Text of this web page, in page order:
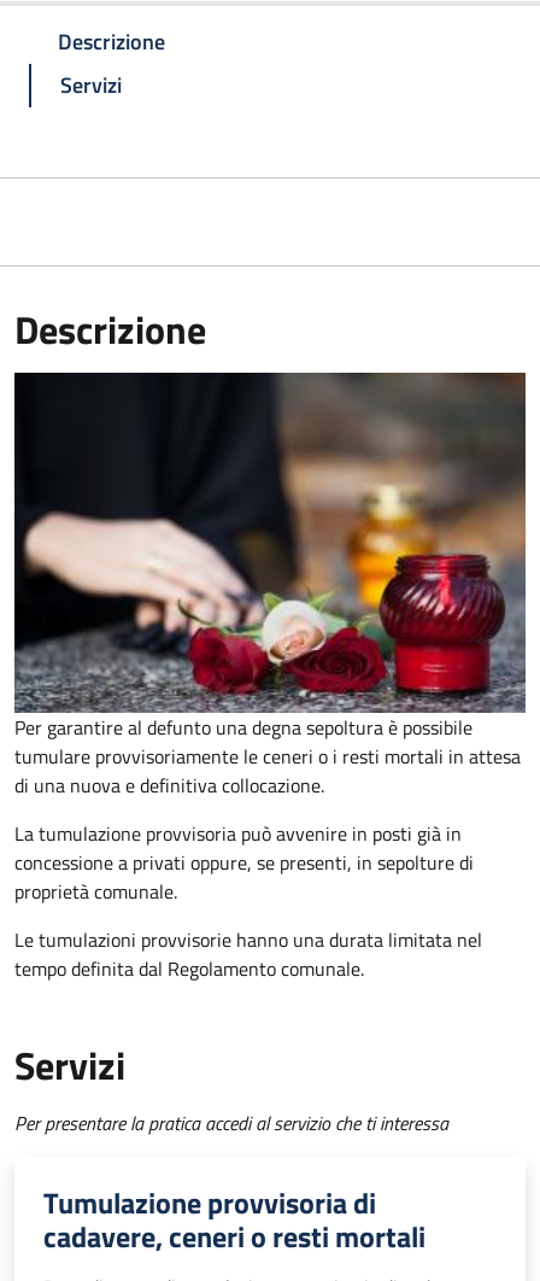
Descrizione
Servizi
Descrizione
Per garantire al defunto una degna sepoltura è possibile
tumulare provvisoriamente le ceneri o i resti mortali in attesa
di una nuova e definitiva collocazione.
La tumulazione provvisoria può avvenire in posti già in
concessione a privati oppure, se presenti, in sepolture di
proprietà comunale.
Le tumulazioni provvisorie hanno una durata limitata nel
tempo definita dal Regolamento comunale.
Servizi
Per presentare la pratica accedi al servizio che ti interessa
Tumulazione provvisoria di
cadavere, ceneri o resti mortali